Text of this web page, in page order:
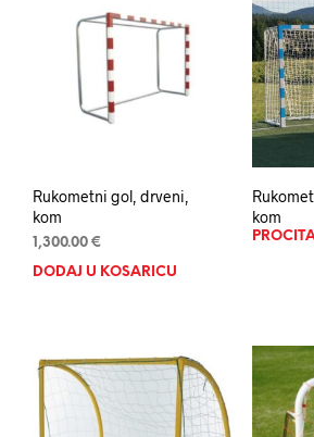
Rukometni gol, drveni,
kom
1,300.00 €
DODAJ U KOŠARICU
kom